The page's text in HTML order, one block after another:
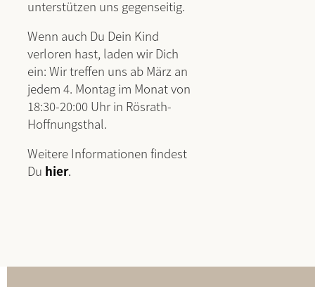
unterstützen uns gegenseitig.
Wenn auch Du Dein Kind
verloren hast, laden wir Dich
ein: Wir treffen uns ab März an
jedem 4. Montag im Monat von
18:30-20:00 Uhr in Rösrath-
Hoffnungsthal.
Weitere Informationen findest
Du hier.